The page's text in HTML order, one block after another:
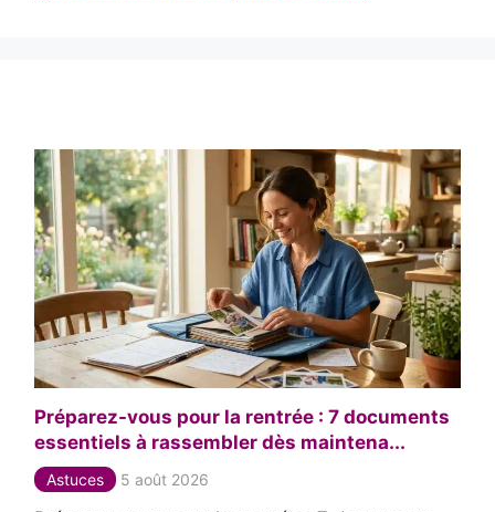
Préparez-vous pour la rentrée : 7 documents
essentiels à rassembler dès maintena...
Astuces 5 août 2026